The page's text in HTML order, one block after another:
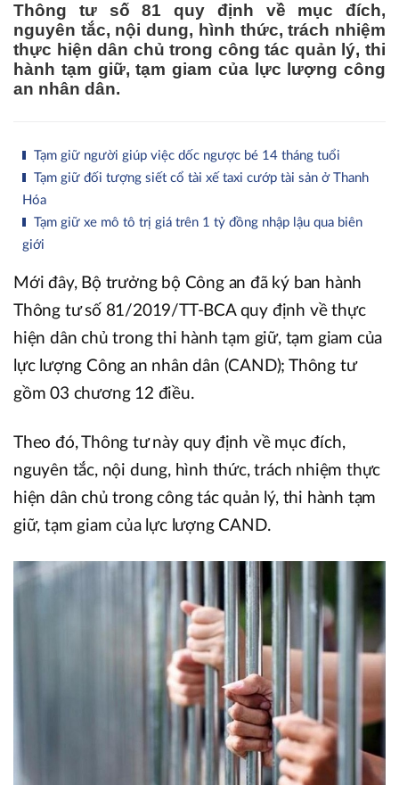
Thông tư số 81 quy định về mục đích,
nguyên tắc, nội dung, hình thức, trách nhiệm
thực hiện dân chủ trong công tác quản lý, thi
hành tạm giữ, tạm giam của lực lượng công
an nhân dân.
Tạm giữ người giúp việc dốc ngược bé 14 tháng tuổi
Tạm giữ đối tượng siết cổ tài xế taxi cướp tài sản ở Thanh
Hóa
Tạm giữ xe mô tô trị giá trên 1 tỷ đồng nhập lậu qua biên
giới
Mới đây, Bộ trưởng bộ Công an đã ký ban hành
Thông tư số 81/2019/TT-BCA quy định về thực
hiện dân chủ trong thi hành tạm giữ, tạm giam của
lực lượng Công an nhân dân (CAND); Thông tư
gồm 03 chương 12 điều.
Theo đó, Thông tư này quy định về mục đích,
nguyên tắc, nội dung, hình thức, trách nhiệm thực
hiện dân chủ trong công tác quản lý, thi hành tạm
giữ, tạm giam của lực lượng CAND.